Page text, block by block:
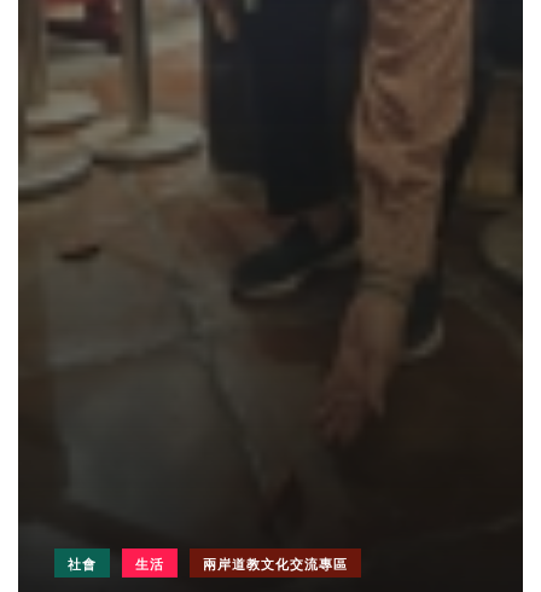
社會 生活 兩岸道教文化交流專區